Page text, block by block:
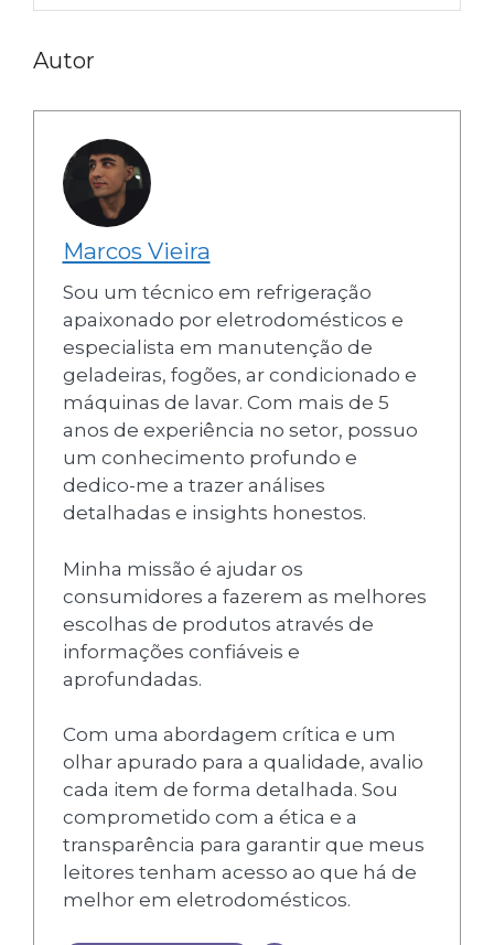
Autor
Marcos Vieira
Sou um técnico em refrigeração
apaixonado por eletrodomésticos e
especialista em manutenção de
geladeiras, fogões, ar condicionado e
máquinas de lavar. Com mais de 5
anos de experiência no setor, possuo
um conhecimento profundo e
dedico-me a trazer análises
detalhadas e insights honestos.
Minha missão é ajudar os
consumidores a fazerem as melhores
escolhas de produtos através de
informações confiáveis e
aprofundadas.
Com uma abordagem crítica e um
olhar apurado para a qualidade, avalio
cada item de forma detalhada. Sou
comprometido com a ética e a
transparência para garantir que meus
leitores tenham acesso ao que há de
melhor em eletrodomésticos.